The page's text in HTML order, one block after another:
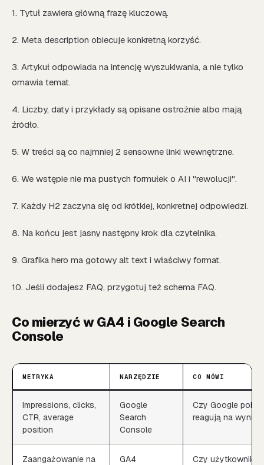
1. Tytuł zawiera główną frazę kluczową.
2. Meta description obiecuje konkretną korzyść.
3. Artykuł odpowiada na intencję wyszukiwania, a nie tylko
omawia temat.
4. Liczby, daty i przykłady są opisane ostrożnie albo mają
źródło.
5. W treści są co najmniej 2 sensowne linki wewnętrzne.
6. We wstępie nie ma pustych formułek o AI i "rewolucji".
7. Każdy H2 zaczyna się od krótkiej, konkretnej odpowiedzi.
8. Na końcu jest jasny następny krok dla czytelnika.
9. Grafika hero ma gotowy alt text i właściwy format.
10. Jeśli dodajesz FAQ, przygotuj też schema FAQ.
Co mierzyć w GA4 i Google Search
Console
METRYKA NARZĘDZIE CO MÓWI
Impressions, clicks,
CTR, average
position
Google
Search
Console
Czy Google
reagują na wynik
Zaangażowanie na
GA4
Czy użytkownik